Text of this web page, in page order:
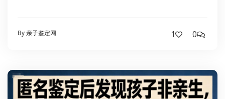
By 亲子鉴定网 1 0